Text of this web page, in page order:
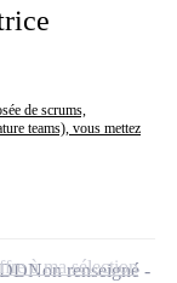
de scrums,
teams), vous mettez
Non renseigné
à ma sélection